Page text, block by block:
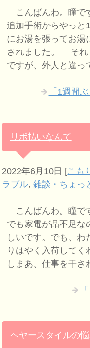
こんばんわ。瞳で
追加手術からやっと
にお湯を張ってお湯
されました。 それ
ですが、外人と違っ
「1週間
リボ払いなんて
2022年6月10日 [こも
ラブル,雑談・ちょっ
こんばんわ。瞳で
でも家電が品不足な
しいです。でも、わ
りはやく入荷して
しまあ、仕事を干さ
ヘヤースタイルの